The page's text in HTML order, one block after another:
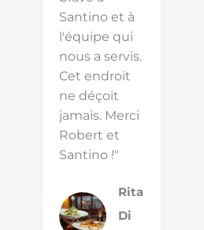
Santino et à
l'équipe qui
nous a servis.
Cet endroit
ne déçoit
jamais. Merci
Robert et
Santino !"
Rita
Di